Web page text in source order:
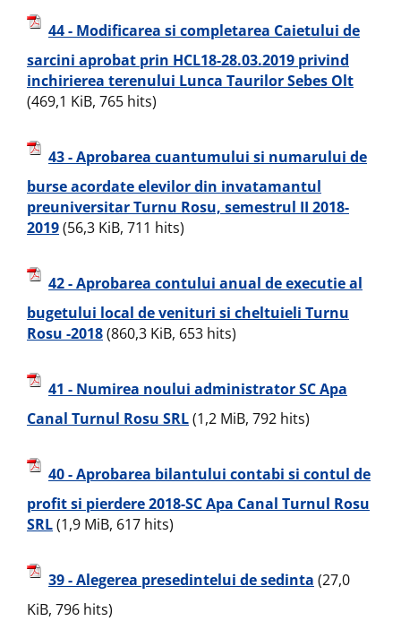
44 - Modificarea si completarea Caietului de
sarcini aprobat prin HCL18-28.03.2019 privind
inchirierea terenului Lunca Taurilor Sebes Olt
(469,1 KiB, 765 hits)
43 - Aprobarea cuantumului si numarului de
burse acordate elevilor din invatamantul
preuniversitar Turnu Rosu, semestrul II 2018-
2019(56,3 KiB, 711 hits)
42 - Aprobarea contului anual de executie al
bugetului local de venituri si cheltuieli Turnu
Rosu -2018(860,3 KiB, 653 hits)
41 - Numirea noului administrator SC Apa
Canal Turnul Rosu SRL(1,2 MiB, 792 hits)
40 - Aprobarea bilantului contabi si contul de
profit si pierdere 2018-SC Apa Canal Turnul Rosu
SRL(1,9 MiB, 617 hits)
39 - Alegerea presedintelui de sedinta (27,0
KiB, 796 hits)